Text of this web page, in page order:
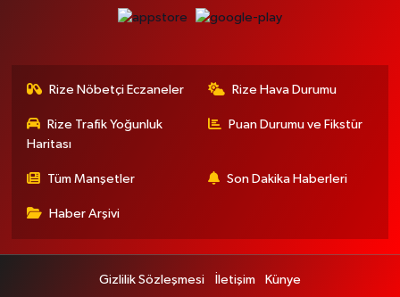
Rize Nöbetçi Eczaneler Rize Hava Durumu
Rize Trafik Yoğunluk
Haritası
Puan Durumu ve Fikstür
Tüm Manşetler Son Dakika Haberleri
Haber Arşivi
Gizlilik Sözleşmesi İletişim Künye